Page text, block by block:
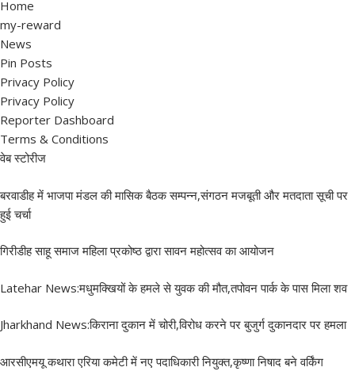
Home
my-reward
News
Pin Posts
Privacy Policy
Privacy Policy
Reporter Dashboard
Terms & Conditions
वेब स्टोरीज
बरवाडीह में भाजपा मंडल की मासिक बैठक सम्पन्न,संगठन मजबूती और मतदाता सूची पर
हुई चर्चा
गिरीडीह साहू समाज महिला प्रकोष्ठ द्वारा सावन महोत्सव का आयोजन
Latehar News:मधुमक्खियों के हमले से युवक की मौत,तपोवन पार्क के पास मिला शव
Jharkhand News:किराना दुकान में चोरी,विरोध करने पर बुजुर्ग दुकानदार पर हमला
आरसीएमयू कथारा एरिया कमेटी में नए पदाधिकारी नियुक्त,कृष्णा निषाद बने वर्किंग